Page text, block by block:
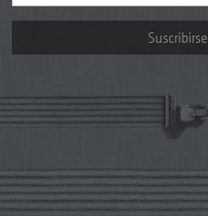
Suscribirse